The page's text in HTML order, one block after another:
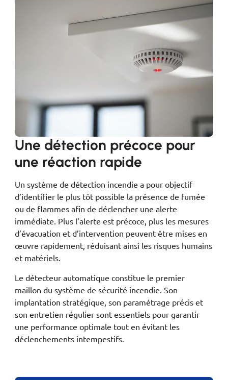
Une détection précoce pour
une réaction rapide
Un système de détection incendie a pour objectif
d’identifier le plus tôt possible la présence de fumée
ou de flammes afin de déclencher une alerte
immédiate. Plus l’alerte est précoce, plus les mesures
d’évacuation et d’intervention peuvent être mises en
œuvre rapidement, réduisant ainsi les risques humains
et matériels.
Le détecteur automatique constitue le premier
maillon du système de sécurité incendie. Son
implantation stratégique, son paramétrage précis et
son entretien régulier sont essentiels pour garantir
une performance optimale tout en évitant les
déclenchements intempestifs.